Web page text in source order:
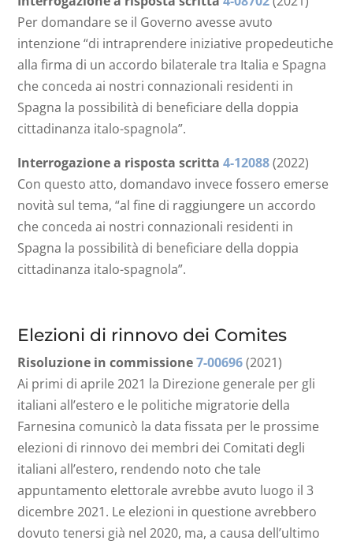
Per domandare se il Governo avesse avuto
intenzione “di intraprendere iniziative propedeutiche
alla firma di un accordo bilaterale tra Italia e Spagna
che conceda ai nostri connazionali residenti in
Spagna la possibilità di beneficiare della doppia
cittadinanza italo-spagnola”.
Interrogazione a risposta scritta4-12088 (2022)
Con questo atto, domandavo invece fossero emerse
novità sul tema, “al fine di raggiungere un accordo
che conceda ai nostri connazionali residenti in
Spagna la possibilità di beneficiare della doppia
cittadinanza italo-spagnola”.
Elezioni di rinnovo dei Comites
Risoluzione in commissione7-00696(2021)
Ai primi di aprile 2021 la Direzione generale per gli
italiani all’estero e le politiche migratorie della
Farnesina comunicò la data fissata per le prossime
elezioni di rinnovo dei membri dei Comitati degli
italiani all’estero, rendendo noto che tale
appuntamento elettorale avrebbe avuto luogo il 3
dicembre 2021. Le elezioni in questione avrebbero
dovuto tenersi già nel 2020, ma, a causa dell’ultimo